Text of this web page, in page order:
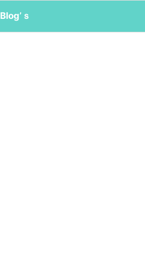
Blog’ｓ